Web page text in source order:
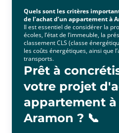
Quels sont les critères
de l’achat d’un appartement à
Il est essentiel de considérer la
écoles, l’état de l’immeuble, la
classement CLS (classe
les coûts énergétiques, ainsi que
transports.
Prêt à
votre projet
appartement à
Aramon ? 📞